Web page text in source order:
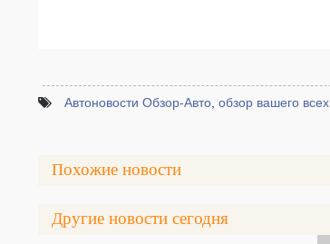
Автоновости Обзор-Авто обзор вашего
Похожие новости
Другие новости сегодня